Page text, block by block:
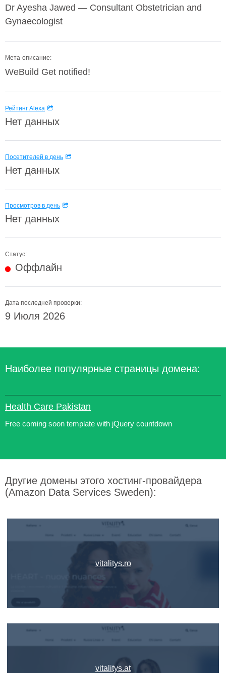
Dr Ayesha Jawed — Consultant Obstetrician and
Gynaecologist
Мета-описание:
WeBuild Get notified!
Рейтинг Alexa
Нет данных
Посетителей в день
Нет данных
Просмотров в день
Нет данных
Статус:
Оффлайн
Дата последней проверки:
9 Июля 2026
Наиболее популярные страницы домена:
Health Care Pakistan
Free coming soon template with jQuery countdown
Другие домены этого хостинг-провайдера
(Amazon Data Services Sweden):
vitalitys.ro
vitalitys.at